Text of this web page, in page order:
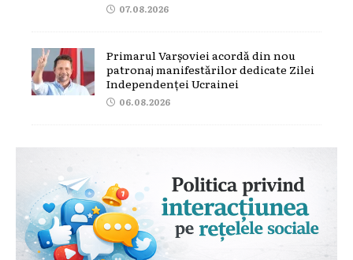
07.08.2026
Primarul Varșoviei acordă din nou
patronaj manifestărilor dedicate Zilei
Independenței Ucrainei
06.08.2026